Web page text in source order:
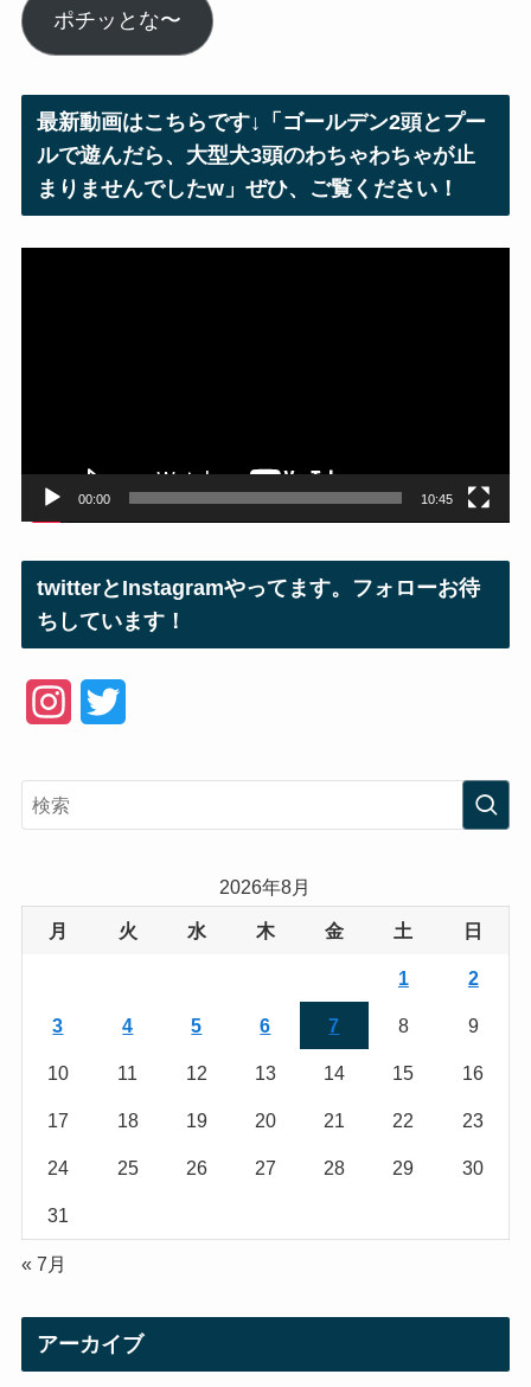
ル
ア
ス
ポチッとな〜
最新動画はこちらです↓「ゴールデン2頭とプー
ルで遊んだら、大型犬3頭のわちゃわちゃが止
まりませんでしたw」ぜひ、ご覧ください！
00:00 10:45
twitterとInstagramやってます。フォローお待
ちしています！
t t
e
2026年8月
月 火 水 木 金 土 日
1 2
3 4 5 6 7 8 9
10 11 12 13 14 15 16
17 18 19 20 21 22 23
24 25 26 27 28 29 30
31
« 7月
アーカイブ